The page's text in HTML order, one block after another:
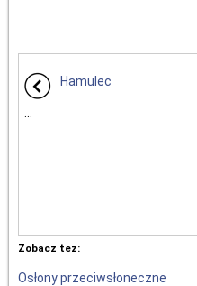
Hamulec
Zobacz tez:
Osłony przeciwsłoneczne